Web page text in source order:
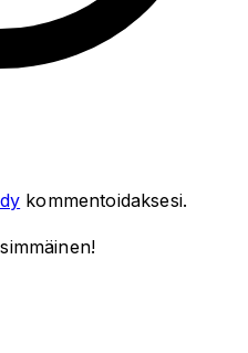
kommentoidaksesi.